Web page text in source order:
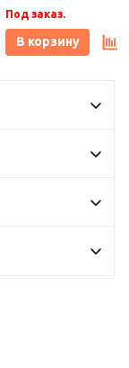
бежевый 1 кг,
Плитонит
Под заказ.
В корзину